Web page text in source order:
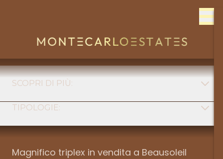
SCOPRI DI PIÙ:
MONACO
TIPOLOGIE:
Tipologia
Magnifico triplex in vendita a Beausoleil